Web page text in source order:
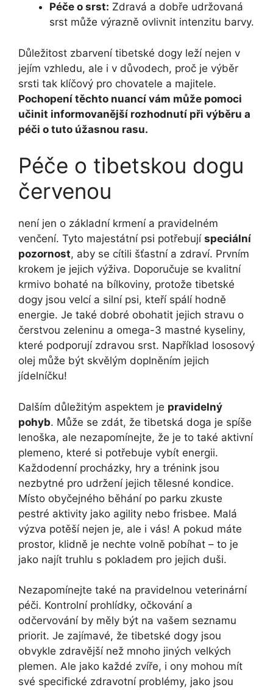
Péče o srst: Zdravá a dobře udržovaná
srst může výrazně ovlivnit intenzitu barvy.
Důležitost zbarvení tibetské dogy leží nejen v
jejím vzhledu, ale i v důvodech, proč je výběr
srsti tak klíčový pro chovatele a majitele.
Pochopení těchto nuancí vám může pomoci
učinit informovanější rozhodnutí při výběru a
péči o tuto úžasnou rasu.
Péče o tibetskou dogu
červenou
není jen o základní krmení a pravidelném
venčení. Tyto majestátní psi potřebují speciální
pozornost, aby se cítili šťastní a zdraví. Prvním
krokem je jejich výživa. Doporučuje se kvalitní
krmivo bohaté na bílkoviny, protože tibetské
dogy jsou velcí a silní psi, kteří spálí hodně
energie. Je také dobré obohatit jejich stravu o
čerstvou zeleninu a omega-3 mastné kyseliny,
které podporují zdravou srst. Například lososový
olej může být skvělým doplněním jejich
jídelníčku!
Dalším důležitým aspektem je pravidelný
pohyb. Může se zdát, že tibetská doga je spíše
lenoška, ale nezapomínejte, že je to také aktivní
plemeno, které si potřebuje vybít energii.
Každodenní procházky, hry a trénink jsou
nezbytné pro udržení jejich tělesné kondice.
Místo obyčejného běhání po parku zkuste
pestré aktivity jako agility nebo frisbee. Malá
výzva potěší nejen je, ale i vás! A pokud máte
prostor, klidně je nechte volně pobíhat – to je
jako najít truhlu s pokladem pro jejich duši.
Nezapomínejte také na pravidelnou veterinární
péči. Kontrolní prohlídky, očkování a
odčervování by měly být na vašem seznamu
priorit. Je zajímavé, že tibetské dogy jsou
obvykle zdravější než mnoho jiných velkých
plemen. Ale jako každé zvíře, i ony mohou mít
své specifické zdravotní problémy, jako jsou